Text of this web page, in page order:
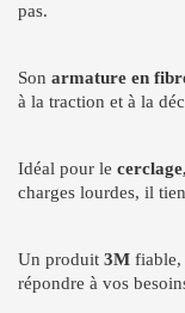
pas.
Son armature en
à la traction et à la
Idéal pour le
charges lourdes, il
Un produit 3M fiable,
répondre à vos